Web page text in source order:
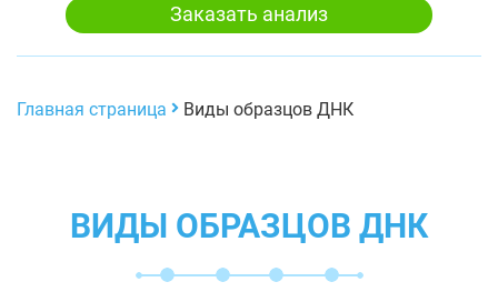
Заказать анализ
Главная страница Виды образцов ДНК
ВИДЫ ОБРАЗЦОВ ДНК